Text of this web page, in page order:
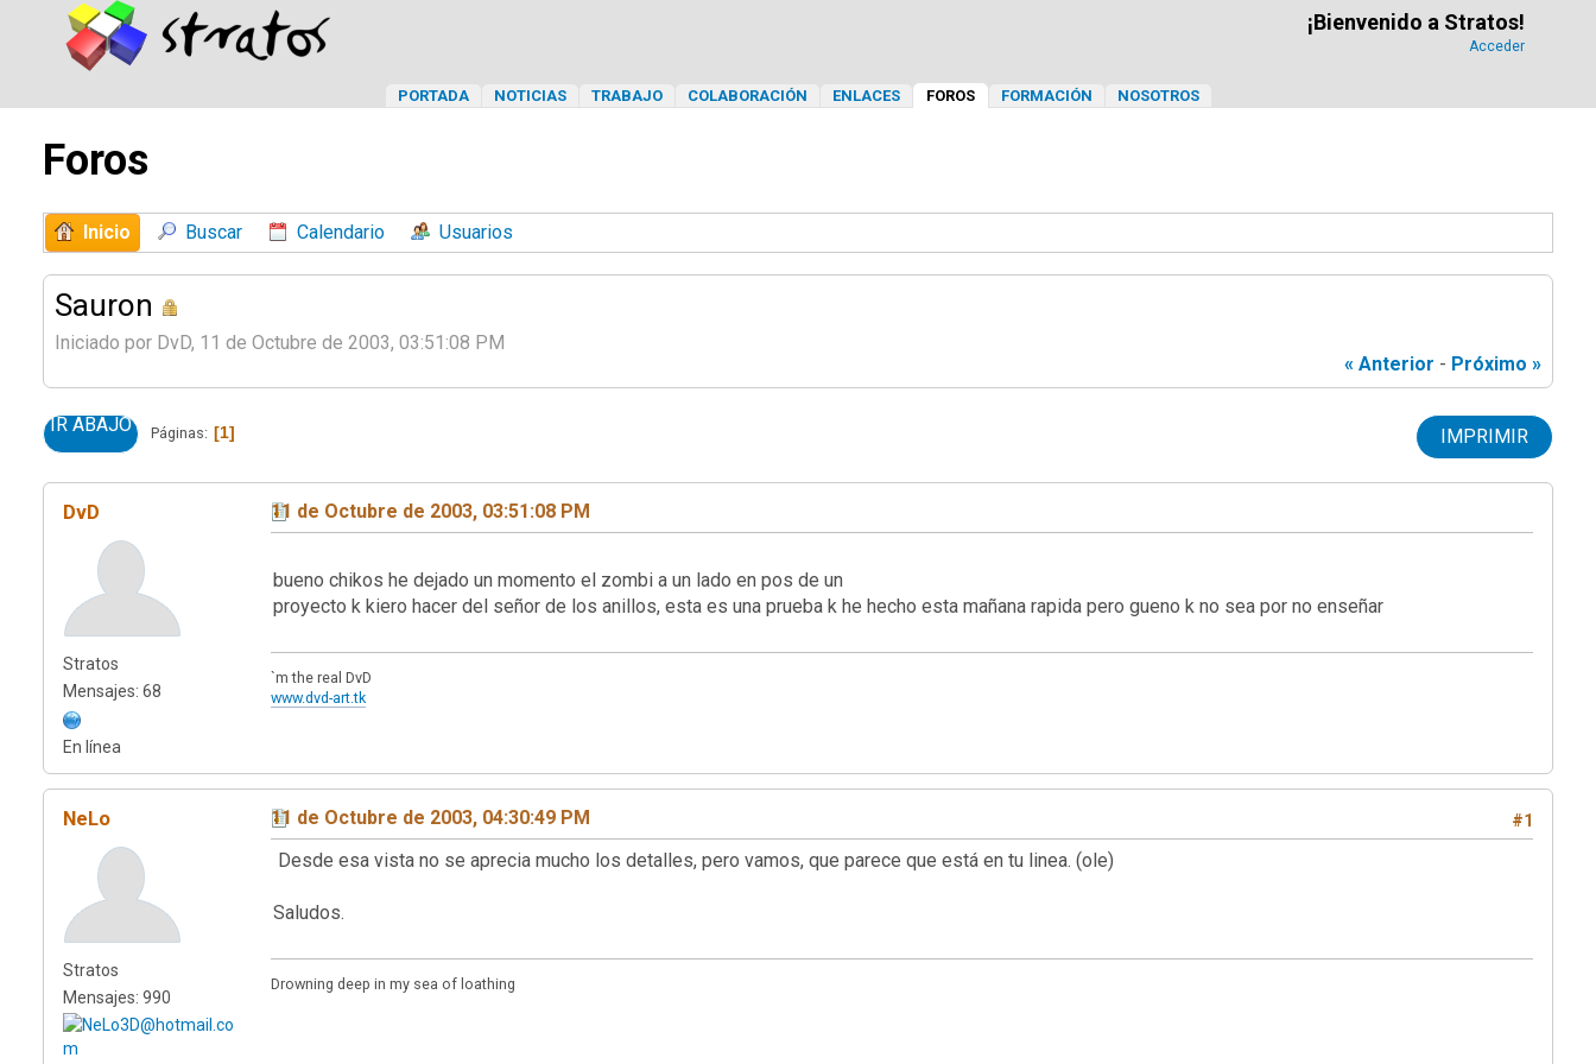
¡Bienvenido a Stratos!
Acceder
PORTADA NOTICIAS TRABAJO COLABORACIÓN ENLACES FOROS FORMACIÓN NOSOTROS
Foros
Inicio Buscar Calendario Usuarios
Sauron
Iniciado por DvD, 11 de Octubre de 2003, 03:51:08 PM
« Anterior - Próximo »
IMPRIMIR
IR ABAJO Páginas 1
DvD
Stratos
Mensajes: 68
En línea
11 de Octubre de 2003, 03:51:08 PM
bueno chikos he dejado un momento el zombi a un lado en pos de un
proyecto k kiero hacer del señor de los anillos, esta es una prueba k he hecho esta mañana rapida pero gueno k no sea por no enseñar
`m the real DvD
www.dvd-art.tk
NeLo
Stratos
Mensajes: 990
#1
11 de Octubre de 2003, 04:30:49 PM
Desde esa vista no se aprecia mucho los detalles, pero vamos, que parece que está en tu linea. (ole)
Saludos.
Drowning deep in my sea of loathing